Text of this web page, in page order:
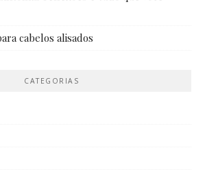
cabelos alisados
CATEGORIAS